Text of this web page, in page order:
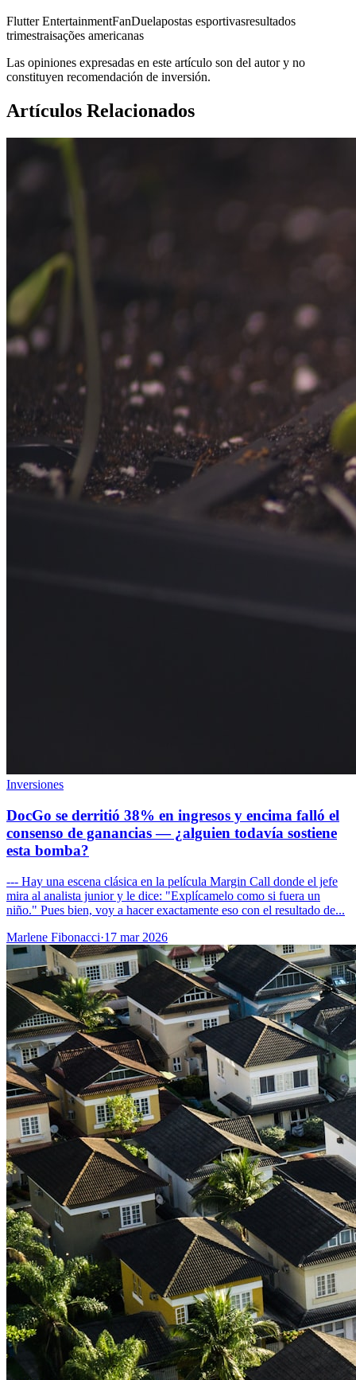
Flutter EntertainmentFanDuelapostas esportivasresultados
trimestraisações americanas
Las opiniones expresadas en este artículo son del autor y no
constituyen recomendación de inversión.
Artículos Relacionados
Inversiones
DocGo se derritió 38% en ingresos y encima falló el
consenso de ganancias — ¿alguien todavía sostiene
esta bomba?
--- Hay una escena clásica en la película Margin Call donde el jefe
mira al analista junior y le dice: "Explícamelo como si fuera un
niño." Pues bien, voy a hacer exactamente eso con el resultado de...
Marlene Fibonacci·17 mar 2026